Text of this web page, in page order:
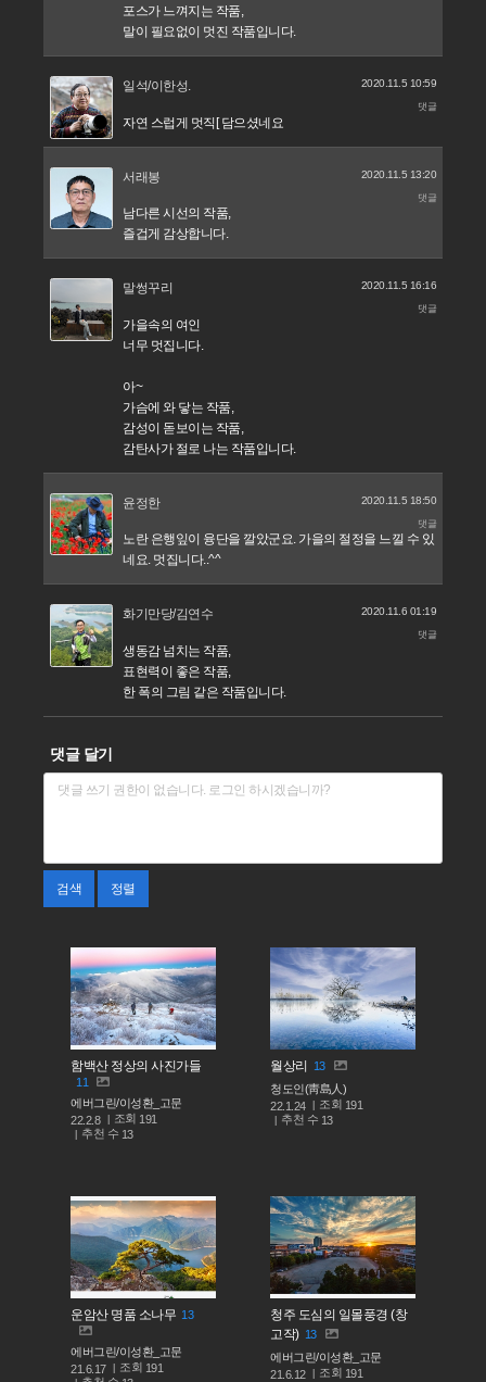
포스가 느껴지는 작품,
말이 필요없이 멋진 작품입니다.
일석/이한성. 2020.11.5 10:59
댓글
자연 스럽게 멋직[ 담으셨네요
서래봉 2020.11.5 13:20
댓글
남다른 시선의 작품,
즐겁게 감상합니다.
말썽꾸리 2020.11.5 16:16
댓글
가을속의 여인
너무 멋집니다.
아~
가슴에 와 닿는 작품,
감성이 돋보이는 작품,
감탄사가 절로 나는 작품입니다.
윤정한 2020.11.5 18:50
댓글
노란 은행잎이 융단을 깔았군요. 가을의 절정을 느낄 수 있
네요. 멋집니다..^^
화기만당/김연수 2020.11.6 01:19
댓글
생동감 넘치는 작품,
표현력이 좋은 작품,
한 폭의 그림 같은 작품입니다.
댓글 달기
검색 정렬
함백산 정상의 사진가들
11
에버그린/이성환_고문
22.2.8
조회 191
추천 수 13
월상리 13
청도인(靑島人)
22.1.24
조회 191
추천 수 13
운암산 명품 소나무 13
에버그린/이성환_고문
21.6.17
조회 191
청주 도심의 일몰풍경 (창
고작) 13
에버그린/이성환_고문
21.6.12
조회 191